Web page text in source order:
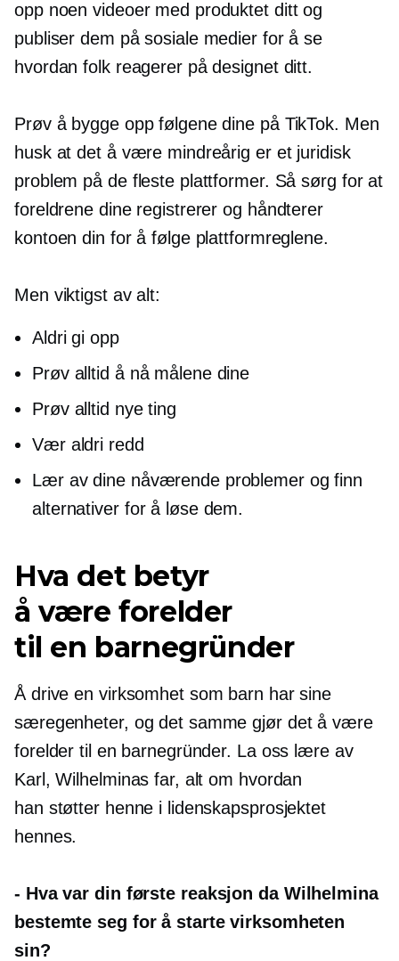
opp noen videoer med produktet ditt og
publiser dem på sosiale medier for å se
hvordan folk reagerer på designet ditt.
Prøv å bygge opp følgene dine på TikTok. Men
husk at det å være mindreårig er et juridisk
problem på de fleste plattformer. Så sørg for at
foreldrene dine registrerer og håndterer
kontoen din for å følge plattformreglene.
Men viktigst av alt:
Aldri gi opp
Prøv alltid å nå målene dine
Prøv alltid nye ting
Vær aldri redd
Lær av dine nåværende problemer og finn
alternativer for å løse dem.
Hva det betyr
å være forelder
til en barnegründer
Å drive en virksomhet som barn har sine
særegenheter, og det samme gjør det å være
forelder til en barnegründer. La oss lære av
Karl, Wilhelminas far, alt om hvordan
han støtter henne i lidenskapsprosjektet
hennes.
- Hva var din første reaksjon da Wilhelmina
bestemte seg for å starte virksomheten
sin?